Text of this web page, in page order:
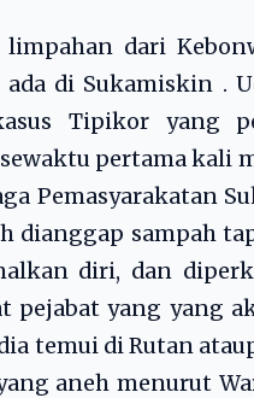
dari
di Sukamiskin .
Tipikor yang
pertama kali
Pemasyarakatan
dianggap sampah
diri, dan
pejabat yang yang
temui di Rutan
aneh menurut